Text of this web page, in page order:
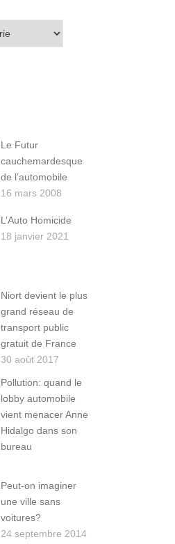
Le Futur
cauchemardesque
de l’automobile
16 mars 2008
L’Auto Homicide
18 janvier 2021
Niort devient le plus
grand réseau de
transport public
gratuit de France
30 août 2017
Pollution: quand le
lobby automobile
vient menacer Anne
Hidalgo dans son
bureau
Peut-on imaginer
une ville sans
voitures?
24 septembre 2014